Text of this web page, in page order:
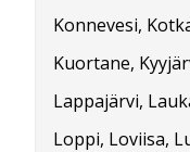
Konnevesi,
Kuortane,
Lappajärvi,
Loppi, Loviisa,